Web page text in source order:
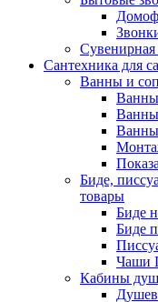
Сантехника для
Ванны и
Ванны
Биде,
товары
Биде
Биде
Чаши
Кабины